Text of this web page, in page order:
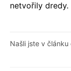
netvořily dredy.
Našli jste v článku